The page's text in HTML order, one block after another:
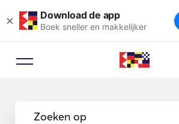
× Download de app
Boek sneller en makkelijker
Zoeken op